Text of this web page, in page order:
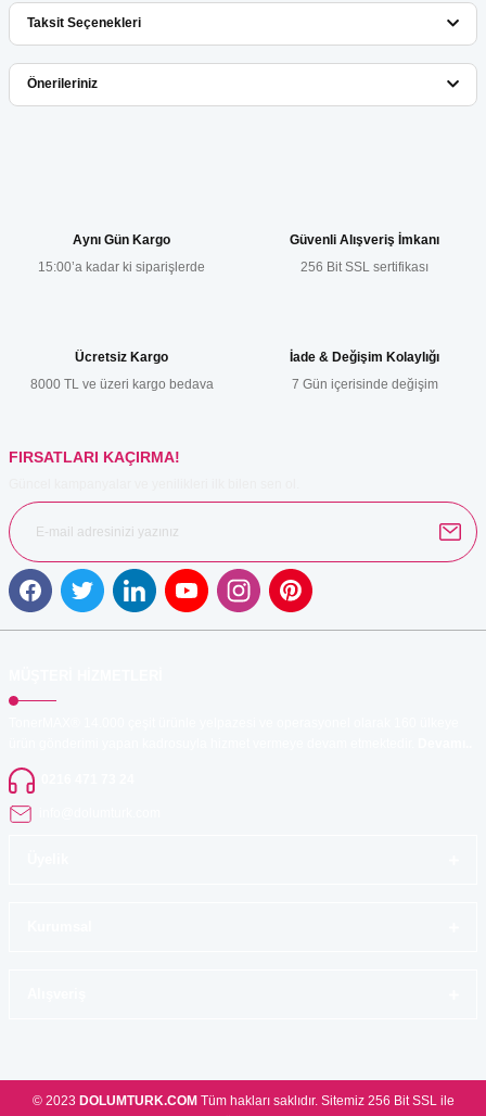
Bu ürüne ilk yorumu siz yapın!
Taksit Seçenekleri
Önerileriniz
Ürün resmi kalitesiz, bozuk veya görüntülenemiyor.
Ürün fiyatı diğer sitelerden daha pahalı.
Aynı Gün Kargo
15:00’a kadar ki siparişlerde
Güvenli Alışveriş İmkanı
256 Bit SSL sertifikası
Ücretsiz Kargo
8000 TL ve üzeri kargo bedava
İade & Değişim Kolaylığı
7 Gün içerisinde değişim
FIRSATLARI KAÇIRMA!
© 2023 DOLUMTURK.COMTüm hakları saklıdır. Sitemiz 256 Bit SSL ile